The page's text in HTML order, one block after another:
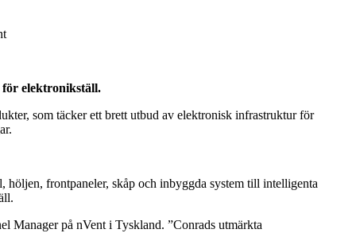
elektronikställ.
som täcker ett brett utbud av elektronisk infrastruktur för
frontpaneler, skåp och inbyggda system till intelligenta
Manager på nVent i Tyskland. ”Conrads utmärkta